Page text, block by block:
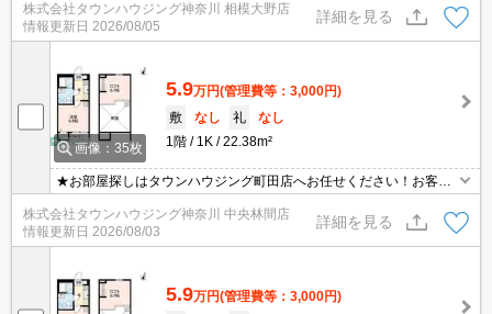
株式会社タウンハウジング神奈川 相模大野店
情報更新日 2026/08/05
詳細を見る
画像：35枚
5.9万円(管理費等：3,000円)
敷
なし 礼
なし
1階
1K 22.38m²
★お部屋探しはタウンハウジング町田店へお任せください！お客様
のご条件にピッタリなお部屋をご紹介可能です！！お引越しのプロ
が精一杯お手伝いさせていただきます！！★
株式会社タウンハウジング神奈川 中央林間店
情報更新日 2026/08/03
詳細を見る
5.9万円(管理費等：3,000円)